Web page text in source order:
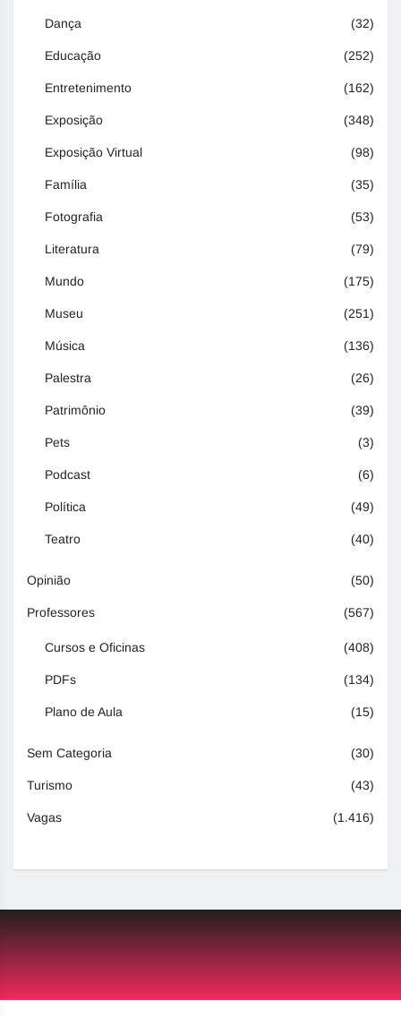
Dança (32)
Educação (252)
Entretenimento (162)
Exposição (348)
Exposição Virtual (98)
Família (35)
Fotografia (53)
Literatura (79)
Mundo (175)
Museu (251)
Música (136)
Palestra (26)
Patrimônio (39)
Pets (3)
Podcast (6)
Política (49)
Teatro (40)
Opinião (50)
Professores (567)
Cursos e Oficinas (408)
PDFs (134)
Plano de Aula (15)
Sem Categoria (30)
Turismo (43)
Vagas (1.416)